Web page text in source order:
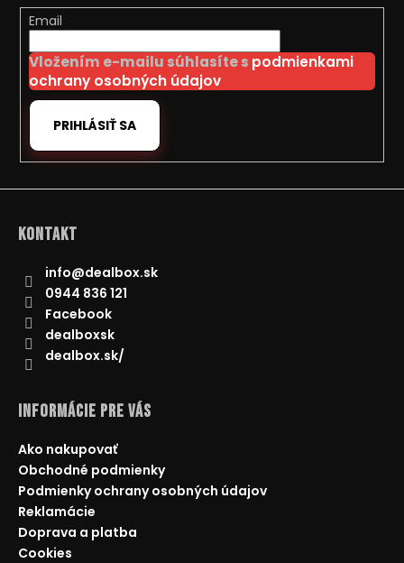
Email
Vložením e-mailu súhlasíte s podmienkami
ochrany osobných údajov
PRIHLÁSIŤ SA
Kontakt
info@dealbox.sk
0944 836 121
Facebook
dealboxsk
dealbox.sk/
Informácie pre Vás
Ako nakupovať
Obchodné podmienky
Podmienky ochrany osobných údajov
Reklamácie
Doprava a platba
Cookies